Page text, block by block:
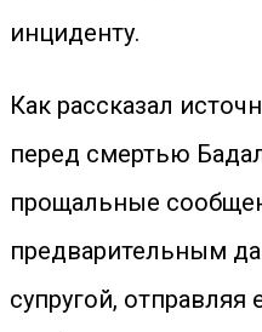
инциденту.
Как рассказал
перед смертью
прощальные
предварительным
супругой,